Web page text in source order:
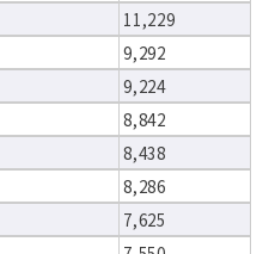
11,229
9,292
9,224
8,842
8,438
8,286
7,625